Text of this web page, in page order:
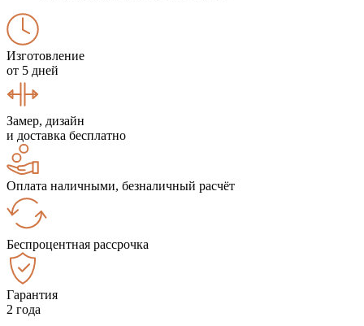
Изготовление
от 5 дней
Замер, дизайн
и доставка бесплатно
Оплата наличными, безналичный расчёт
Беспроцентная рассрочка
Гарантия
2 года